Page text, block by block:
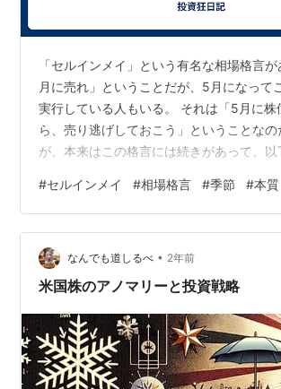
「セルインメイ」という有名な相場格言
月に売れ」ということだが、5月になって
実行している人もいる。 それは「5月に株
ら、売り逃げしておこう」ということな
が、本来はこの格言には続きがあって、以
on back on St. Leger’s Day. （5月に売却
レジャーズ・デイまで戻ってくるな） セ
ズ・デイというのは9月第2土曜日のこと
大きな競馬レースが行われる日らしい。 要
月ごろに買い、5月に…
#セルインメイ #相場格言 #季節 #本質
なんでも道しるべ • 2年前
米国株のアノマリーと投資戦略